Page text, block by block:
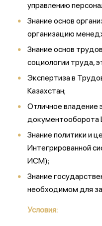
управлению
Знание основ
организацию
Знание основ
социологии труда,
Экспертиза в
Казахстан;
Отличное владение
документооборота
Знание политики и
Интегрированной
ИСМ);
Знание
необходимом для
Условия: